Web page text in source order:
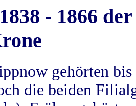
- 1866
gehörten
die beiden